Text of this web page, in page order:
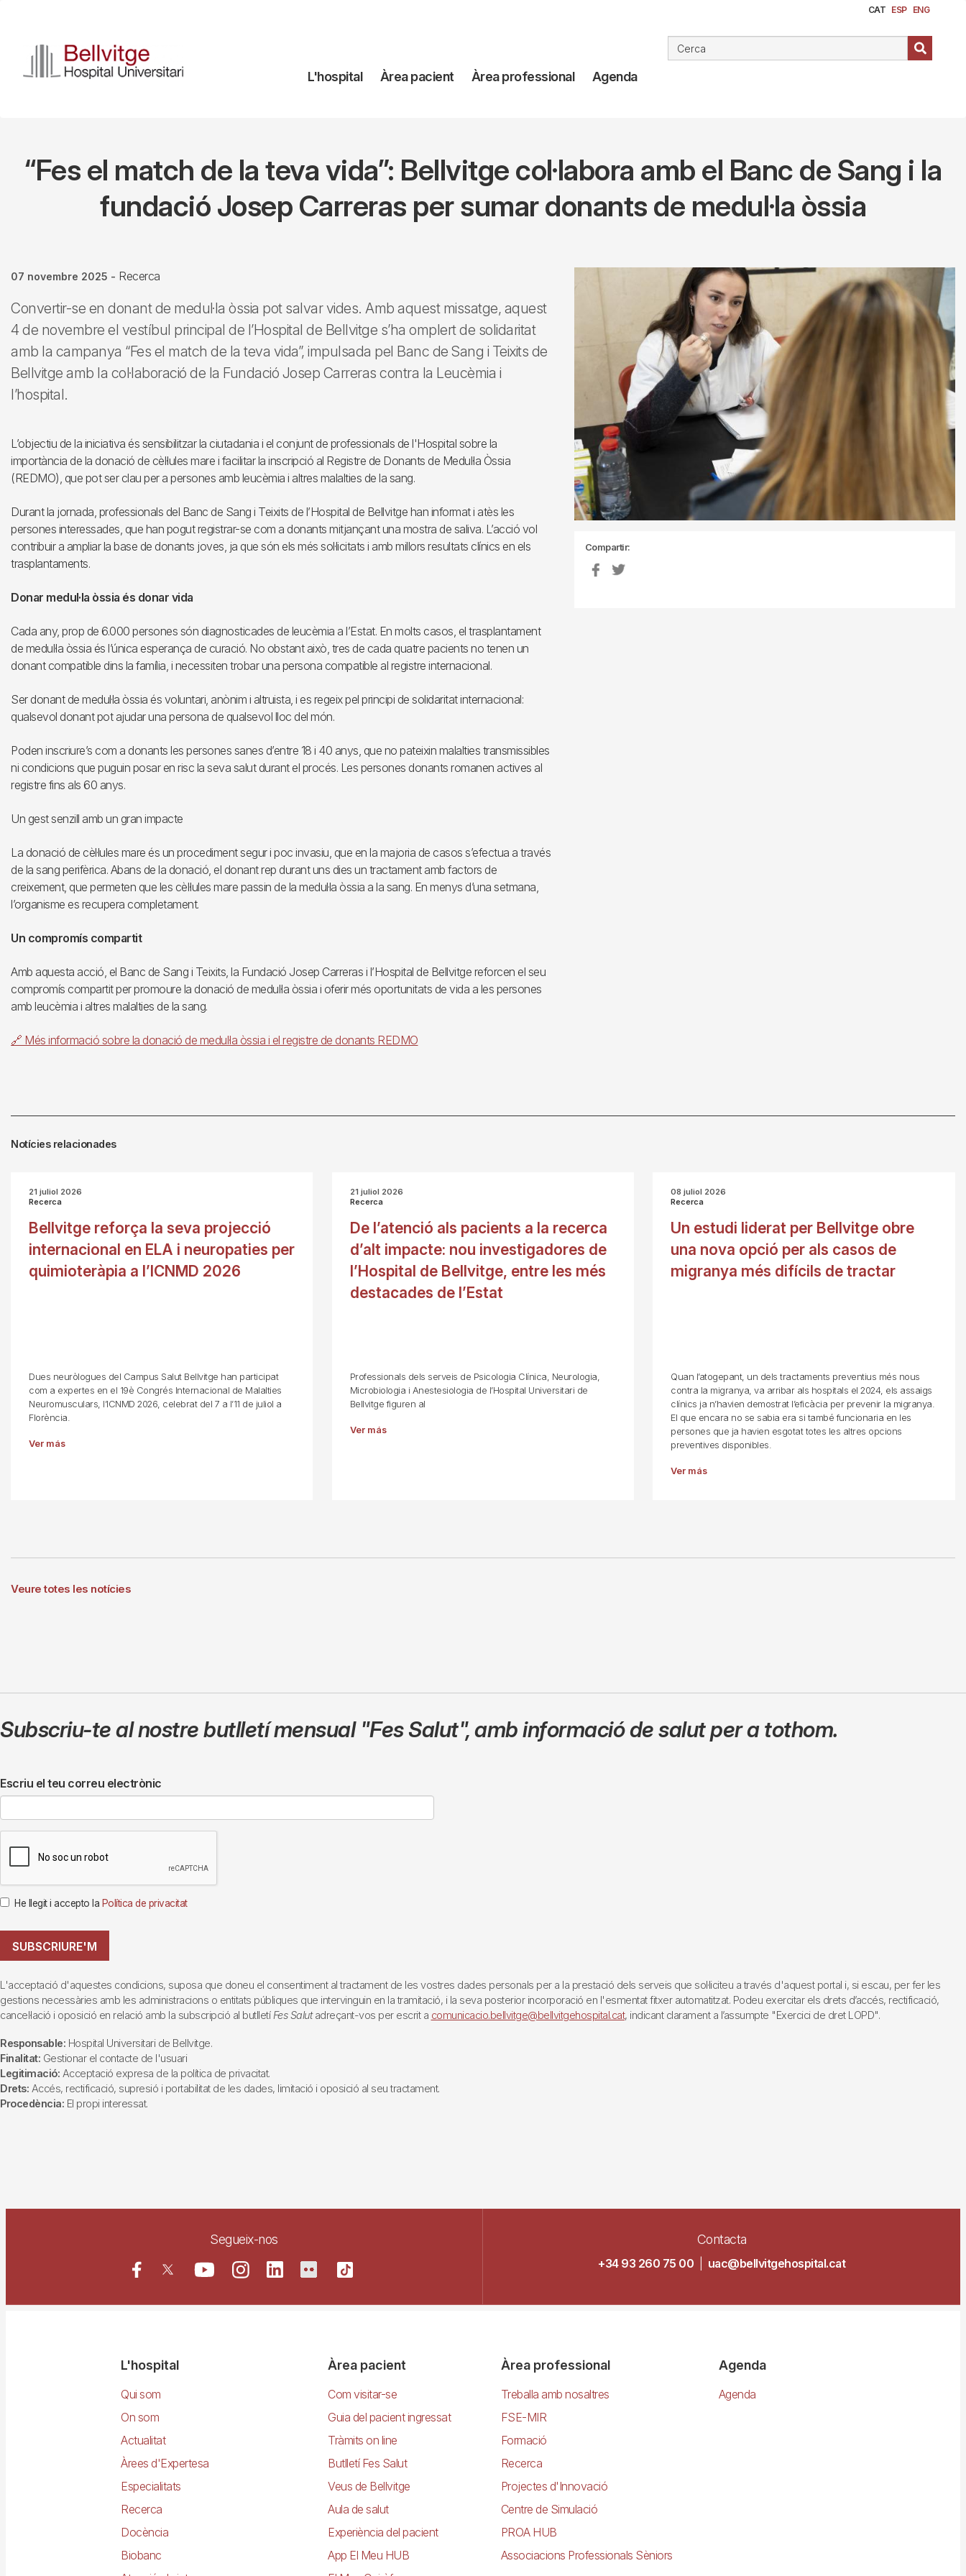
contingut
CAT ESP ENG
Navegación
L'hospital Àrea pacient Àrea professional Agenda
“Fes el match de la teva vida”: Bellvitge col·labora amb el Banc de Sang i la
fundació Josep Carreras per sumar donants de medul·la òssia
07 novembre 2025 - Recerca
Convertir-se en donant de medul·la òssia pot salvar vides. Amb aquest missatge, aquest
4 de novembre el vestíbul principal de l’Hospital de Bellvitge s’ha omplert de solidaritat
amb la campanya “Fes el match de la teva vida”, impulsada pel Banc de Sang i Teixits de
Bellvitge amb la col·laboració de la Fundació Josep Carreras contra la Leucèmia i
l’hospital.
L’objectiu de la iniciativa és sensibilitzar la ciutadania i el conjunt de professionals de l'Hospital sobre la
importància de la donació de cèl·lules mare i facilitar la inscripció al Registre de Donants de Medul·la Òssia
(REDMO), que pot ser clau per a persones amb leucèmia i altres malalties de la sang.
Durant la jornada, professionals del Banc de Sang i Teixits de l’Hospital de Bellvitge han informat i atès les
persones interessades, que han pogut registrar-se com a donants mitjançant una mostra de saliva. L’acció vol
contribuir a ampliar la base de donants joves, ja que són els més sol·licitats i amb millors resultats clínics en els
trasplantaments.
Donar medul·la òssia és donar vida
Cada any, prop de 6.000 persones són diagnosticades de leucèmia a l’Estat. En molts casos, el trasplantament
de medul·la òssia és l’única esperança de curació. No obstant això, tres de cada quatre pacients no tenen un
donant compatible dins la família, i necessiten trobar una persona compatible al registre internacional.
Ser donant de medul·la òssia és voluntari, anònim i altruista, i es regeix pel principi de solidaritat internacional:
qualsevol donant pot ajudar una persona de qualsevol lloc del món.
Poden inscriure’s com a donants les persones sanes d’entre 18 i 40 anys, que no pateixin malalties transmissibles
ni condicions que puguin posar en risc la seva salut durant el procés. Les persones donants romanen actives al
registre fins als 60 anys.
Un gest senzill amb un gran impacte
La donació de cèl·lules mare és un procediment segur i poc invasiu, que en la majoria de casos s’efectua a través
de la sang perifèrica. Abans de la donació, el donant rep durant uns dies un tractament amb factors de
creixement, que permeten que les cèl·lules mare passin de la medul·la òssia a la sang. En menys d’una setmana,
l’organisme es recupera completament.
Un compromís compartit
Amb aquesta acció, el Banc de Sang i Teixits, la Fundació Josep Carreras i l’Hospital de Bellvitge reforcen el seu
compromís compartit per promoure la donació de medul·la òssia i oferir més oportunitats de vida a les persones
amb leucèmia i altres malalties de la sang.
🔗 Més informació sobre la donació de medul·la òssia i el registre de donants REDMO
Compartir:
Notícies relacionades
21 juliol 2026
Recerca
Bellvitge reforça la seva projecció
internacional en ELA i neuropaties per
quimioteràpia a l’ICNMD 2026
Dues neuròlogues del Campus Salut Bellvitge han participat
com a expertes en el 19è Congrés Internacional de Malalties
Neuromusculars, l’ICNMD 2026, celebrat del 7 a l’11 de juliol a
Florència.
Ver más
21 juliol 2026
Recerca
De l’atenció als pacients a la recerca
d’alt impacte: nou investigadores de
l’Hospital de Bellvitge, entre les més
destacades de l’Estat
Professionals dels serveis de Psicologia Clínica, Neurologia,
Microbiologia i Anestesiologia de l’Hospital Universitari de
Bellvitge figuren al
Ver más
08 juliol 2026
Recerca
Un estudi liderat per Bellvitge obre
una nova opció per als casos de
migranya més difícils de tractar
Quan l’atogepant, un dels tractaments preventius més nous
contra la migranya, va arribar als hospitals el 2024, els assaigs
clínics ja n’havien demostrat l’eficàcia per prevenir la migranya.
El que encara no se sabia era si també funcionaria en les
persones que ja havien esgotat totes les altres opcions
preventives disponibles.
Ver más
Veure totes les notícies
Subscriu-te al nostre butlletí mensual "Fes Salut",amb informació de salut per a tothom.
Escriu el teu correu electrònic
He llegit i accepto la Política de privacitat
SUBSCRIURE'M
L'acceptació d'aquestes condicions, suposa que doneu el consentiment al tractament de les vostres dades personals per a la prestació dels serveis que sol·liciteu a través d'aquest portal i, si escau, per fer les
gestions necessàries amb les administracions o entitats públiques que intervinguin en la tramitació, i la seva posterior incorporació en l'esmentat fitxer automatitzat. Podeu exercitar els drets d’accés, rectificació,
cancel·lació i oposició en relació amb la subscripció al butlletí Fes Salutadreçant-vos per escrit a comunicacio.bellvitge@bellvitgehospital.cat, indicant clarament a l’assumpte "Exercici de dret LOPD".
Responsable: Hospital Universitari de Bellvitge.
Finalitat: Gestionar el contacte de l'usuari
Legitimació: Acceptació expresa de la política de privacitat.
Drets: Accés, rectificació, supresió i portabilitat de les dades, limitació i oposició al seu tractament.
Procedència: El propi interessat.
Segueix-nos Contacta
+34 93 260 75 00 uac@bellvitgehospital.cat
NavegacióL'hospital
Qui som
On som
Actualitat
Àrees d'Expertesa
Especialitats
Recerca
Docència
Biobanc
Àrea pacient
Com visitar-se
Guia del pacient ingressat
Tràmits on line
Butlletí Fes Salut
Veus de Bellvitge
Aula de salut
Experiència del pacient
App El Meu HUB
Àrea professional
Treballa amb nosaltres
FSE-MIR
Formació
Recerca
Projectes d'Innovació
Centre de Simulació
PROA HUB
Associacions Professionals Sèniors
Agenda
Agenda